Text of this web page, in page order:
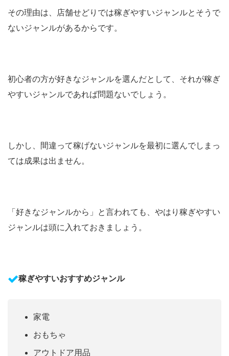
その理由は、店舗せどりでは稼ぎやすいジャンルとそうで
ないジャンルがあるからです。
初心者の方が好きなジャンルを選んだとして、それが稼ぎ
やすいジャンルであれば問題ないでしょう。
しかし、間違って稼げないジャンルを最初に選んでしまっ
ては成果は出ません。
「好きなジャンルから」と言われても、やはり稼ぎやすい
ジャンルは頭に入れておきましょう。
稼ぎやすいおすすめジャンル
家電
おもちゃ
アウトドア用品